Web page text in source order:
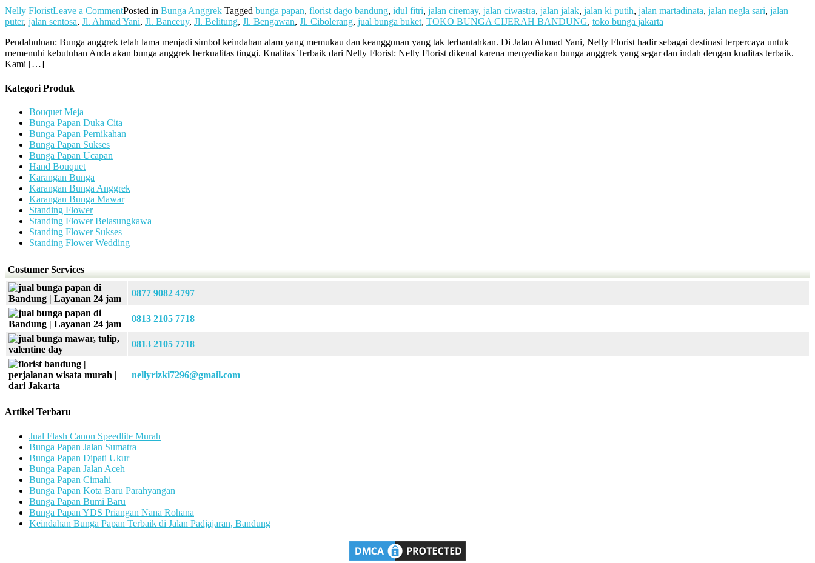
Nelly FloristLeave a Commenton
Jual
Anggrek
di
Posted in Bunga Anggrek Tagged bunga papan, florist dago bandung, idul fitri, jalan ciremay, jalan ciwastra, jalan jalak, jalan ki putih, jalan martadinata, jalan negla sari, jalan
puter, jalan sentosa, Jl. Ahmad Yani, Jl. Banceuy, Jl. Belitung, Jl. Bengawan, Jl. Cibolerang, jual bunga buket, TOKO BUNGA CIJERAH BANDUNG, toko bunga jakarta
Pendahuluan: Bunga anggrek telah lama menjadi simbol keindahan alam yang memukau dan keanggunan yang tak terbantahkan. Di Jalan Ahmad Yani, Nelly Florist hadir sebagai destinasi terpercaya untuk
memenuhi kebutuhan Anda akan bunga anggrek berkualitas tinggi. Kualitas Terbaik dari Nelly Florist: Nelly Florist dikenal karena menyediakan bunga anggrek yang segar dan indah dengan kualitas terbaik.
Kami […]
Kategori Produk
Bouquet Meja
Bunga Papan Duka Cita
Bunga Papan Pernikahan
Bunga Papan Sukses
Bunga Papan Ucapan
Hand Bouquet
Karangan Bunga
Karangan Bunga Anggrek
Karangan Bunga Mawar
Standing Flower
Standing Flower Belasungkawa
Standing Flower Sukses
Standing Flower Wedding
Costumer Services
0877 9082 4797
0813 2105 7718
0813 2105 7718
nellyrizki7296@gmail.com
Artikel Terbaru
Jual Flash Canon Speedlite Murah
Bunga Papan Jalan Sumatra
Bunga Papan Dipati Ukur
Bunga Papan Jalan Aceh
Bunga Papan Cimahi
Bunga Papan Kota Baru Parahyangan
Bunga Papan Bumi Baru
Bunga Papan YDS Priangan Nana Rohana
Keindahan Bunga Papan Terbaik di Jalan Padjajaran, Bandung